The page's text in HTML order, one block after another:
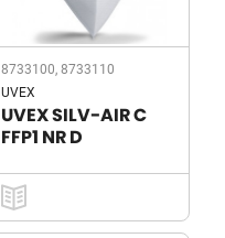
8733100, 8733110
UVEX
UVEX SILV-AIR C
FFP1 NR D